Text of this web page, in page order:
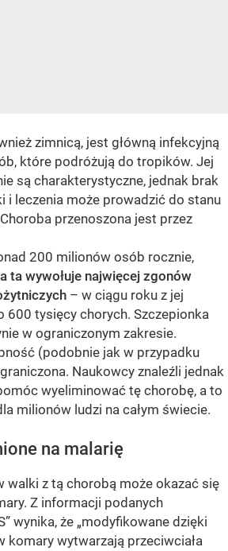
zimnicą, jest główną infekcyjną
które podróżują do tropików. Jej
są charakterystyczne, jednak brak
i leczenia może prowadzić do stanu
przenoszona jest przez
200 milionów osób rocznie,
ta wywołuje najwięcej zgonów
– w ciągu roku z jej
600 tysięcy chorych. Szczepionka
w ograniczonym zakresie.
(podobnie jak w przypadku
Naukowcy znaleźli jednak
wyeliminować tę chorobę, a to
milionów ludzi na całym świecie.
na malarię
walki z tą chorobą może okazać się
Z informacji podanych
wynika, że „modyfikowane dzięki
komary wytwarzają przeciwciała